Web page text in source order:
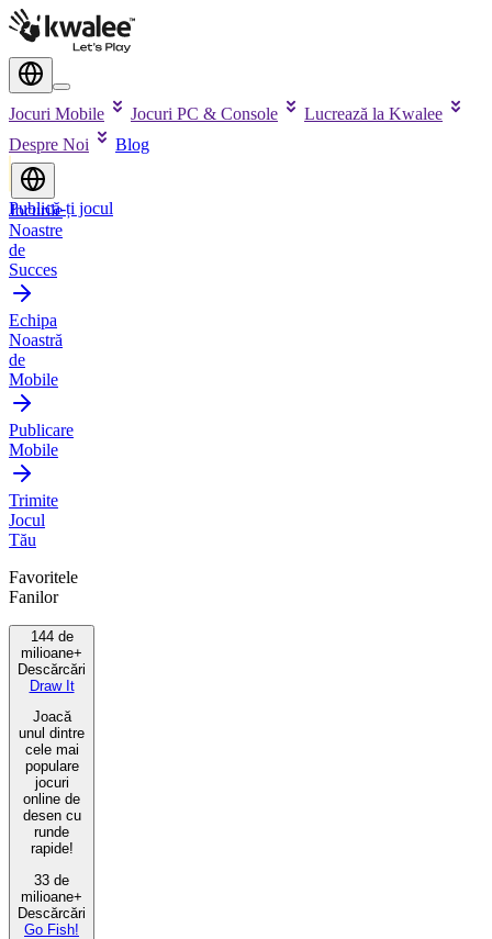
Jocuri Mobile Jocuri PC & Console
Lucrează la Kwalee
Despre Noi
Blog
Publică-ți jocul
Jocurile
Noastre
de
Succes
Echipa
Noastră
de
Mobile
Publicare
Mobile
Trimite
Jocul
Tău
Favoritele
Fanilor
144 de
milioane+
Descărcări
Draw It
Joacă
unul dintre
cele mai
populare
jocuri
online de
desen cu
runde
rapide!
33 de
milioane+
Descărcări
Go Fish!